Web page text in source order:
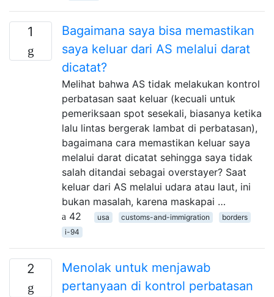
1
Bagaimana saya bisa memastikan
saya keluar dari AS melalui darat
dicatat?
Melihat bahwa AS tidak melakukan kontrol
perbatasan saat keluar (kecuali untuk
pemeriksaan spot sesekali, biasanya ketika
lalu lintas bergerak lambat di perbatasan),
bagaimana cara memastikan keluar saya
melalui darat dicatat sehingga saya tidak
salah ditandai sebagai overstayer? Saat
keluar dari AS melalui udara atau laut, ini
bukan masalah, karena maskapai …
42
usa customs-and-immigration
borders
i-94
2
Menolak untuk menjawab
pertanyaan di kontrol perbatasan